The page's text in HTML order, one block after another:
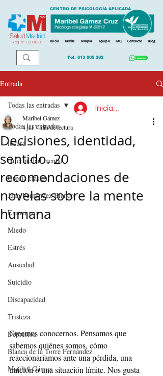
Reg. nº CS11031
CENTRO DE PSICOLOGÍA APLICADA
Inicio Tarifas Terapia Equipo FAQ Contacto Blog
Tel. 613 005 282
Entrada
Todas las entradas
locura
enfermedad mental
Grecia clásica
Juan Fernández Blanco
Emociones
Miedo
Estrés
Ansiedad
Suicidio
Discapacidad
Tristeza
Depresión
Blanca de la Torre Fernández
Maribel Gámez
Todas las entradas
Decisiones, identidad,
sentido. 20
recomendaciones de
novelas sobre la mente
humana
Maribel Gámez
4 jul7 min de lectura
Creemos conocernos. Pensamos que
sabemos quiénes somos, cómo
reaccionaríamos ante una pérdida, una
traición o una situación límite. Nos gusta
Iniciar sesión